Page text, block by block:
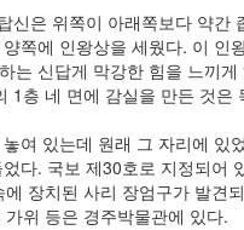
신은 위쪽이 아래쪽보다 약간
쪽에 인왕상을 세웠다. 이 인
는 신답게 막강한 힘을 느끼
1층 네 면에 감실을 만든 것은
여 있는데 원래 그 자리에 있
다. 국보 제30호로 지정되어
장치된 사리 장엄구가 발견
위 등은 경주박물관에 있다.